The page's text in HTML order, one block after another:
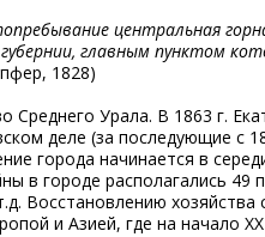
центральная
главным пунктом
1828)
Урала. В 1863 г.
деле (за последующие с
города начинается в
в городе располагались
Восстановлению
и Азией, где на начало